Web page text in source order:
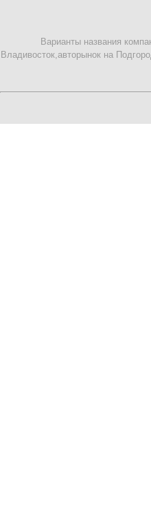
Варианты названия
Владивосток,авторынок на